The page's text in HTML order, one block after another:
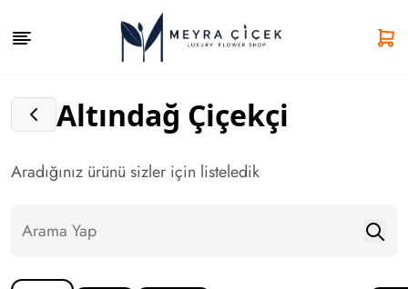
Altındağ Çiçekçi
Aradığınız ürünü sizler için listeledik